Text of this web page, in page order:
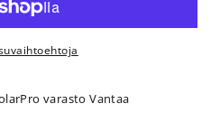
varasto Vantaa